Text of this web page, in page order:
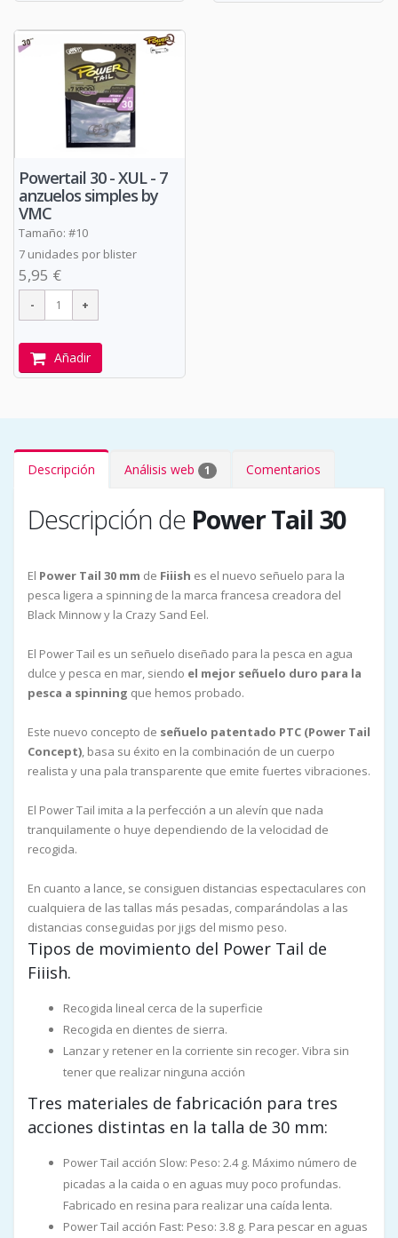
Powertail 30 - XUL - 7
anzuelos simples by
VMC
Tamaño: #10
7 unidades por blister
5,95 €
Añadir
Descripción Análisis web 1 Comentarios
Descripción de Power Tail 30
El Power Tail 30 mm de Fiiish es el nuevo señuelo para la
pesca ligera a spinning de la marca francesa creadora del
Black Minnow y la Crazy Sand Eel.
El Power Tail es un señuelo diseñado para la pesca en agua
dulce y pesca en mar, siendo el mejor señuelo duro para la
pesca a spinning que hemos probado.
Este nuevo concepto de señuelo patentado PTC (Power Tail
Concept), basa su éxito en la combinación de un cuerpo
realista y una pala transparente que emite fuertes vibraciones.
El Power Tail imita a la perfección a un alevín que nada
tranquilamente o huye dependiendo de la velocidad de
recogida.
En cuanto a lance, se consiguen distancias espectaculares con
cualquiera de las tallas más pesadas, comparándolas a las
distancias conseguidas por jigs del mismo peso.
Tipos de movimiento del Power Tail de
Fiiish.
Recogida lineal cerca de la superficie
Recogida en dientes de sierra.
Lanzar y retener en la corriente sin recoger. Vibra sin
tener que realizar ninguna acción
Tres materiales de fabricación para tres
acciones distintas en la talla de 30 mm:
Power Tail acción Slow: Peso: 2.4 g. Máximo número de
picadas a la caida o en aguas muy poco profundas.
Fabricado en resina para realizar una caída lenta.
Power Tail acción Fast: Peso: 3.8 g. Para pescar en aguas